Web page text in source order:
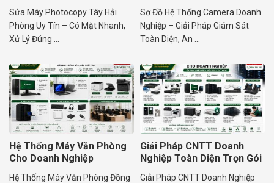
Sửa Máy Photocopy Tây Hải
Phòng Uy Tín – Có Mặt Nhanh,
Xử Lý Đúng ...
Sơ Đồ Hệ Thống Camera Doanh
Nghiệp – Giải Pháp Giám Sát
Toàn Diện, An ...
Hệ Thống Máy Văn Phòng
Cho Doanh Nghiệp
Hệ Thống Máy Văn Phòng Đồng
Giải Pháp CNTT Doanh
Nghiệp Toàn Diện Trọn Gói
Giải Pháp CNTT Doanh Nghiệp